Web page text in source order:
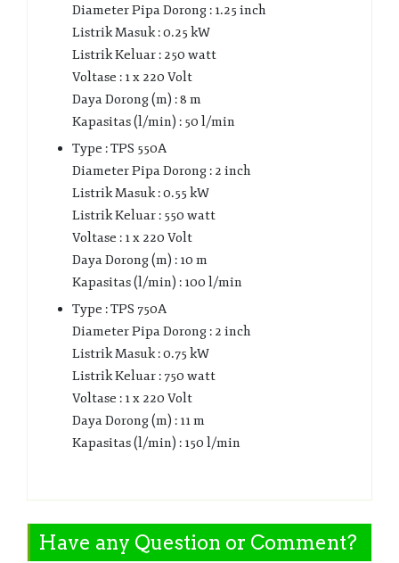
Diameter Pipa Dorong : 1.25 inch
Listrik Masuk : 0.25 kW
Listrik Keluar : 250 watt
Voltase : 1 x 220 Volt
Daya Dorong (m) : 8 m
Kapasitas (l/min) : 50 l/min
Type : TPS 550A
Diameter Pipa Dorong : 2 inch
Listrik Masuk : 0.55 kW
Listrik Keluar : 550 watt
Voltase : 1 x 220 Volt
Daya Dorong (m) : 10 m
Kapasitas (l/min) : 100 l/min
Type : TPS 750A
Diameter Pipa Dorong : 2 inch
Listrik Masuk : 0.75 kW
Listrik Keluar : 750 watt
Voltase : 1 x 220 Volt
Daya Dorong (m) : 11 m
Kapasitas (l/min) : 150 l/min
Have any Question or Comment?